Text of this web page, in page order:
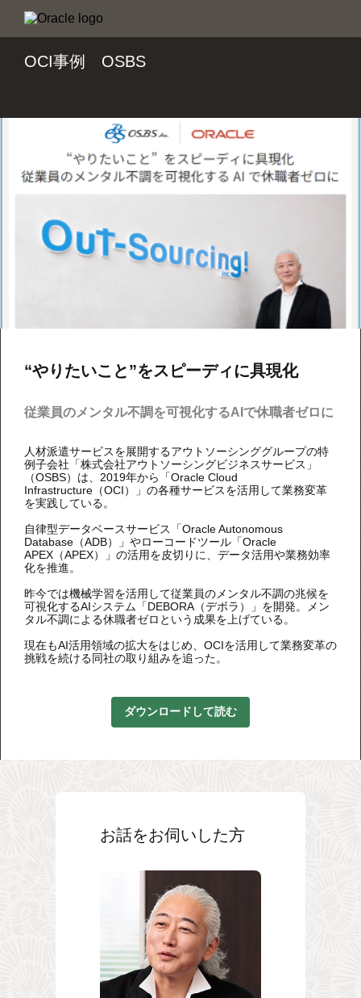
OCI事例 OSBS
“やりたいこと”をスピーディに具現化
従業員のメンタル不調を可視化するAIで休職者ゼロに
人材派遣サービスを展開するアウトソーシンググループの特
例子会社「株式会社アウトソーシングビジネスサービス」
（OSBS）は、2019年から「Oracle Cloud
Infrastructure（OCI）」の各種サービスを活用して業務変革
を実践している。
自律型データベースサービス「Oracle Autonomous
Database（ADB）」やローコードツール「Oracle
APEX（APEX）」の活用を皮切りに、データ活用や業務効率
化を推進。
昨今では機械学習を活用して従業員のメンタル不調の兆候を
可視化するAIシステム「DEBORA（デボラ）」を開発。メン
タル不調による休職者ゼロという成果を上げている。
現在もAI活用領域の拡大をはじめ、OCIを活用して業務変革の
挑戦を続ける同社の取り組みを追った。
ダウンロードして読む
お話をお伺いした方